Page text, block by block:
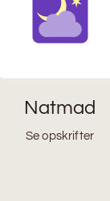
Natmad
Se opskrifter